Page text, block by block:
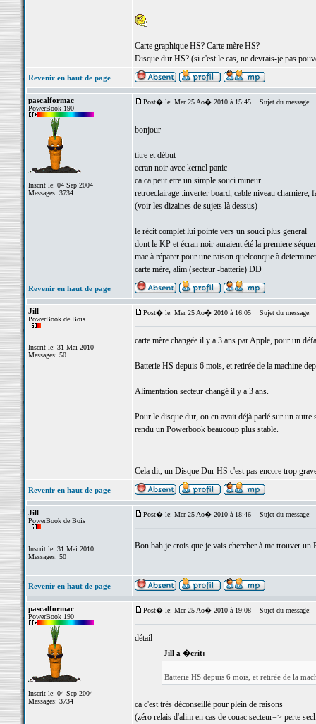
Carte graphique HS? Carte mère HS?
Disque dur HS? (si c'est le cas, ne devrais-je pas
Revenir en haut de page
pascalformac
PowerBook 190
Inscrit le: 04 Sep 2004
Messages: 3734
Post� le: Mer 25 Ao� 2010 à 15:45 Sujet du message:
bonjour
titre et début
ecran noir avec kernel panic
ca ca peut etre un simple souci mineur
retroeclairage :inverter board, cable niveau charniere,
(voir les dizaines de sujets là dessus)
le récit complet lui pointe vers un souci plus general
dont le KP et écran noir auraient été la premiere
mac à réparer pour une raison quelconque à
carte mère, alim (secteur -batterie) DD
Revenir en haut de page
Jill
PowerBook de Bois
Inscrit le: 31 Mai 2010
Messages: 50
Post� le: Mer 25 Ao� 2010 à 16:05 Sujet du message:
carte mère changée il y a 3 ans par Apple, pour un
Batterie HS depuis 6 mois, et retirée de la machine
Alimentation secteur changé il y a 3 ans.
Pour le disque dur, on en avait déjà parlé sur un
rendu un Powerbook beaucoup plus stable.
Cela dit, un Disque Dur HS c'est pas encore trop
Revenir en haut de page
Jill
PowerBook de Bois
Inscrit le: 31 Mai 2010
Messages: 50
Post� le: Mer 25 Ao� 2010 à 18:46 Sujet du message:
Bon bah je crois que je vais chercher à me trouver
Revenir en haut de page
pascalformac
PowerBook 190
Inscrit le: 04 Sep 2004
Messages: 3734
Post� le: Mer 25 Ao� 2010 à 19:08 Sujet du message:
détail
Jill a �crit:
Batterie HS depuis 6 mois, et retirée de la
ca c'est très déconseillé pour plein de raisons
(zéro relais d'alim en cas de couac secteur=> perte